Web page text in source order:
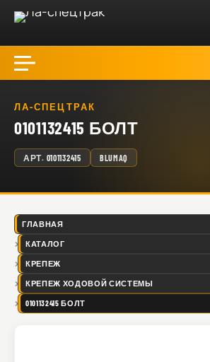
ЛА-СПЕЦТРАК
0101132415 БОЛТ
АРТ. 0101132415 BLUMAQ
ГЛАВНАЯ
КАТАЛОГ
КРЕПЕЖ
КРЕПЕЖ ХОДОВОЙ СИСТЕМЫ
0101132415 БОЛТ